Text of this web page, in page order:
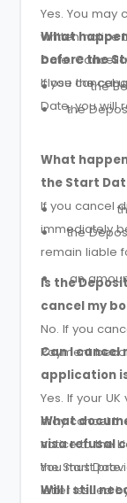
Yes. You may
written notice
Date.
close the
What
before the
If you cancel
Date, you will
the
the
What
the Start
If you cancel
immediately
remain liable
the
an
Is the
cancel my
No. If you
Payment
Can I cancel
application
Yes. If your
may cancel
notice to the
the Start Date.
What
visa refusal
You must
letter issued
Will I still